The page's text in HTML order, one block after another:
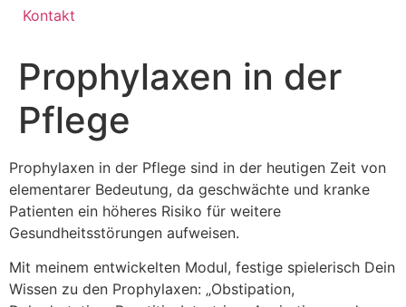
Kontakt
Prophylaxen in der
Pflege
Prophylaxen in der Pflege sind in der heutigen Zeit von
elementarer Bedeutung, da geschwächte und kranke
Patienten ein höheres Risiko für weitere
Gesundheitsstörungen aufweisen.
Mit meinem entwickelten Modul, festige spielerisch Dein
Wissen zu den Prophylaxen: „Obstipation,